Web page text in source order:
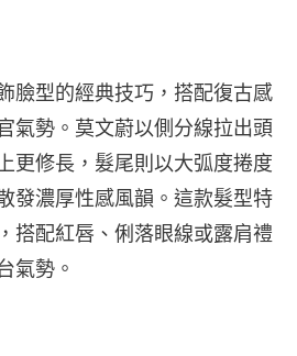
臉型的經典技巧，搭配復古感
氣勢。莫文蔚以側分線拉出頭
更修長，髮尾則以大弧度捲度
發濃厚性感風韻。這款髮型特
搭配紅唇、俐落眼線或露肩禮
氣勢。